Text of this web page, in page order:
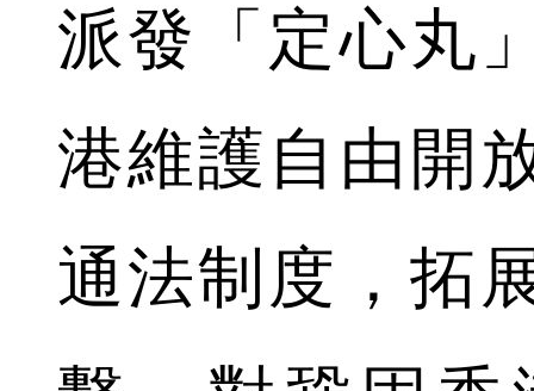
派發「定心丸
港維護自由開
通法制度，拓